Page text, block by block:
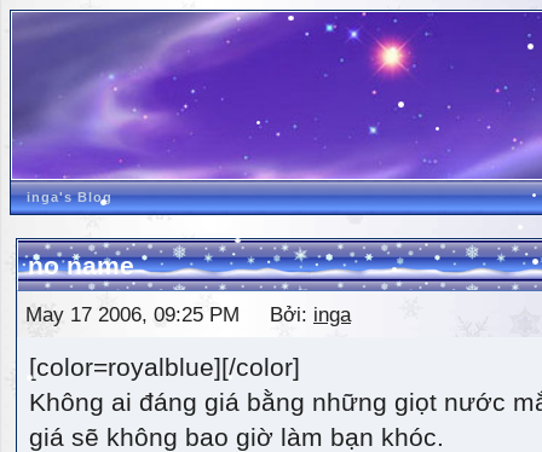
inga's Blog
no name
May 17 2006, 09:25 PM Bởi: inga
[color=royalblue][/color]
Không ai đáng giá bằng những giọt nước
giá sẽ không bao giờ làm bạn khóc.